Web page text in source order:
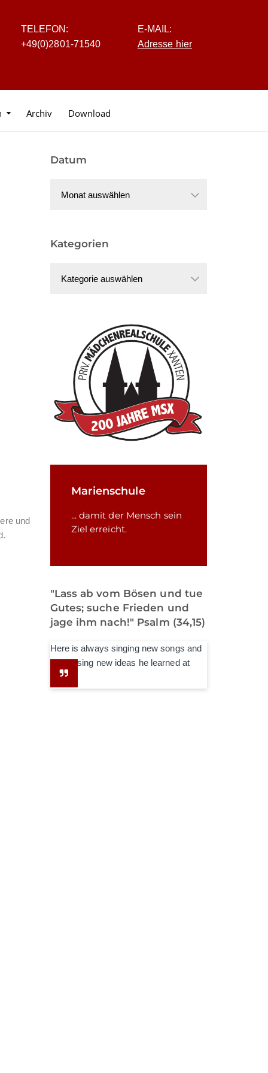
TELEFON:
+49(0)2801-71540
E-MAIL:
Adresse hier
Archiv Download
und
Datum
Kategorien
Marienschule
... damit der Mensch sein
Ziel erreicht.
"Lass ab vom Bösen und tue
Gutes; suche Frieden und
jage ihm nach!" Psalm (34,15)
Here is always singing new songs and
expressing new ideas he learned at
school.